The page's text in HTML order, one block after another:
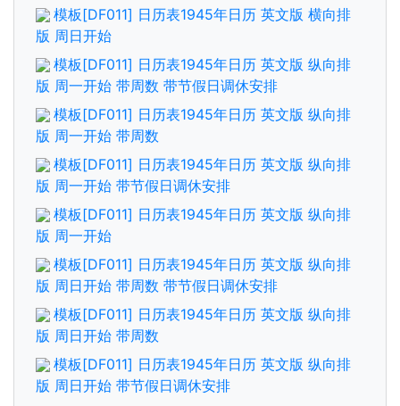
模板[DF011] 日历表1945年日历 英文版 横向排
版 周日开始
模板[DF011] 日历表1945年日历 英文版 纵向排
版 周一开始 带周数 带节假日调休安排
模板[DF011] 日历表1945年日历 英文版 纵向排
版 周一开始 带周数
模板[DF011] 日历表1945年日历 英文版 纵向排
版 周一开始 带节假日调休安排
模板[DF011] 日历表1945年日历 英文版 纵向排
版 周一开始
模板[DF011] 日历表1945年日历 英文版 纵向排
版 周日开始 带周数 带节假日调休安排
模板[DF011] 日历表1945年日历 英文版 纵向排
版 周日开始 带周数
模板[DF011] 日历表1945年日历 英文版 纵向排
版 周日开始 带节假日调休安排